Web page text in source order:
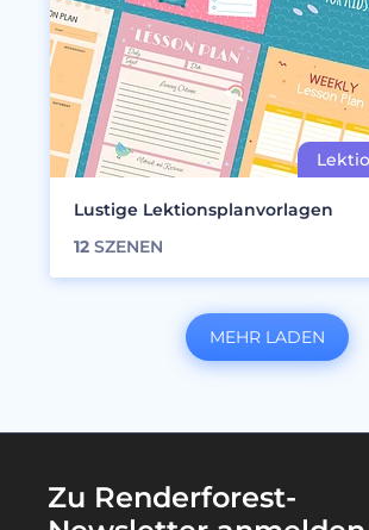
Lustige Lektionsplanvorlagen
12 SZENEN
MEHR LADEN
Zu Renderforest-